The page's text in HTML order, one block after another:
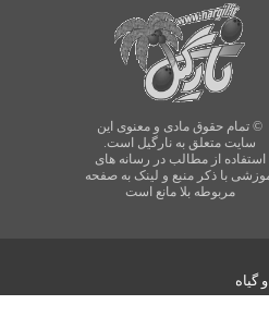
© تمام حقوق مادی و معنوی این
سایت متعلق به نارگیل است.
استفاده از مطالب در رسانه های
با ذکر منبع و لینک به صفحه
مربوطه بلا مانع است